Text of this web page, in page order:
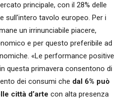
principale, con il 28% delle
sull'intero tavolo europeo. Per i
un irrinunciabile piacere,
e per questo preferibile ad
«Le performance positive
questa primavera consentono di
dei consumi che dal 6% può
città d’arte con alta presenza